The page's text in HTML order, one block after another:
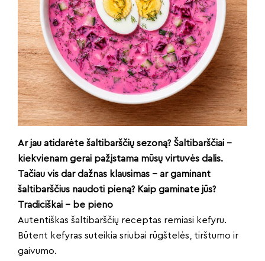
Ar jau atidarėte šaltibarščių sezoną? Šaltibarščiai –
kiekvienam gerai pažįstama mūsų virtuvės dalis.
Tačiau vis dar dažnas klausimas – ar gaminant
šaltibarščius naudoti pieną? Kaip gaminate jūs?
Tradiciškai – be pieno
Autentiškas šaltibarščių receptas remiasi kefyru.
Būtent kefyras suteikia sriubai rūgštelės, tirštumo ir
gaivumo.